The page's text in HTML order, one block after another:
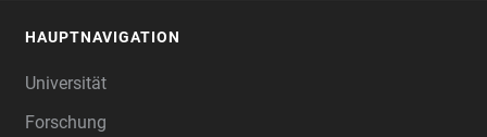
HAUPTNAVIGATION
Universität
Forschung